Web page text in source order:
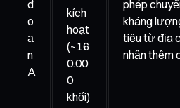
đ
o
ạ
n
A
kích
hoạt
(~16
0.00
0
khối)
phép
kháng
tiêu từ địa
nhận thêm